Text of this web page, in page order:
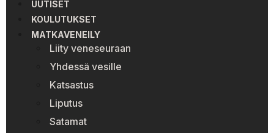
UUTISET
KOULUTUKSET
MATKAVENEILY
Liity veneseuraan
Yhdessä vesille
Katsastus
Liputus
Satamat